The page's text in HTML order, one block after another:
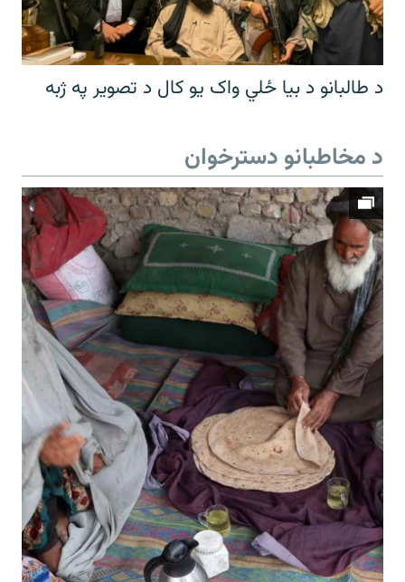
د طالبانو د بیا ځلي واک یو کال د تصویر په ژبه
د مخاطبانو دسترخوان